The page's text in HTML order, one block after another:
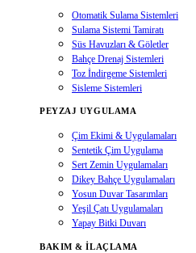
Otomatik Sulama Sistemleri
Sulama Sistemi Tamiratı
Süs Havuzları & Göletler
Bahçe Drenaj Sistemleri
Toz İndirgeme Sistemleri
Sisleme Sistemleri
PEYZAJ UYGULAMA
Çim Ekimi & Uygulamaları
Sentetik Çim Uygulama
Sert Zemin Uygulamaları
Dikey Bahçe Uygulamaları
Yosun Duvar Tasarımları
Yeşil Çatı Uygulamaları
Yapay Bitki Duvarı
BAKIM & İLAÇLAMA